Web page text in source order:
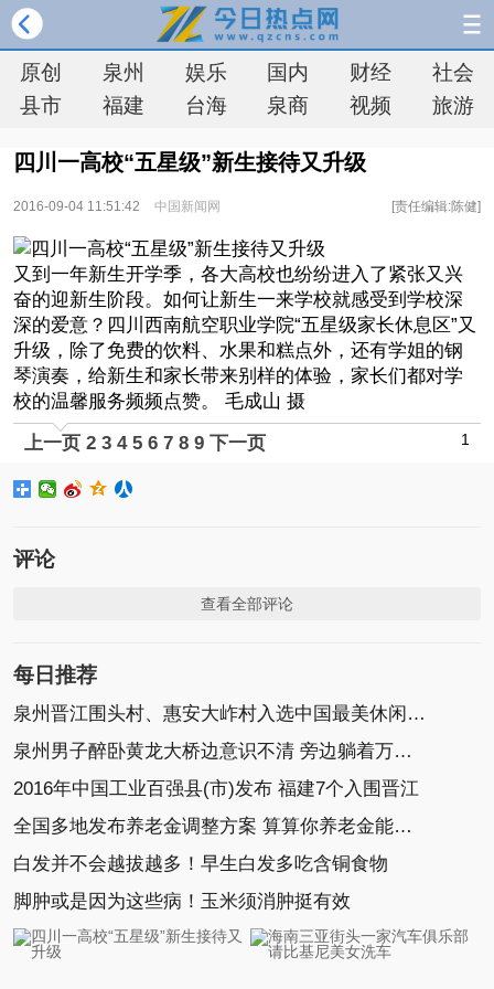
原创 泉州 娱乐 国内 财经
社会
县市
福建 台海 泉商 视频 旅游
四川一高校“五星级”新生接待又升级
2016-09-04 11:51:42 中国新闻网 [责任编辑:陈健]
又到一年新生开学季，各大高校也纷纷进入了紧张又兴
奋的迎新生阶段。如何让新生一来学校就感受到学校深
深的爱意？四川西南航空职业学院“五星级家长休息区”又
升级，除了免费的饮料、水果和糕点外，还有学姐的钢
琴演奏，给新生和家长带来别样的体验，家长们都对学
校的温馨服务频频点赞。 毛成山 摄
上一页
1
2 3 4 5 6 7 8 9 下一页
评论
查看全部评论
每日推荐
泉州晋江围头村、惠安大岞村入选中国最美休闲乡村
泉州男子醉卧黄龙大桥边意识不清 旁边躺着万元现金
2016年中国工业百强县(市)发布 福建7个入围晋江
全国多地发布养老金调整方案 算算你养老金能涨多少
白发并不会越拔越多！早生白发多吃含铜食物
脚肿或是因为这些病！玉米须消肿挺有效